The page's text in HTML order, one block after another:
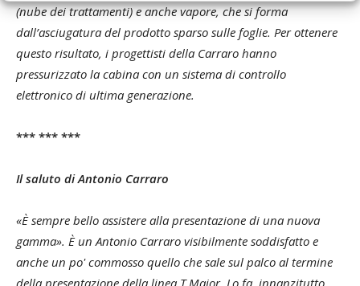
(nube dei trattamenti) e anche vapore, che si forma
dall’asciugatura del prodotto sparso sulle foglie. Per ottenere
questo risultato, i progettisti della Carraro hanno
pressurizzato la cabina con un sistema di controllo
elettronico di ultima generazione.
*** *** ***
Il saluto di Antonio Carraro
«È sempre bello assistere alla presentazione di una nuova
gamma». È un Antonio Carraro visibilmente soddisfatto e
anche un po' commosso quello che sale sul palco al termine